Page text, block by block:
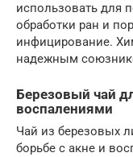
использовать для
обработки ран и
инфицирование.
надежным
Березовый чай
воспалениями
Чай из березовых
борьбе с акне и